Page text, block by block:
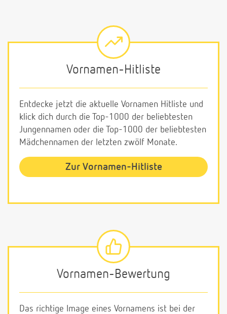
Vornamen-Hitliste
Entdecke jetzt die aktuelle Vornamen Hitliste und
klick dich durch die Top-1000 der beliebtesten
Jungennamen oder die Top-1000 der beliebtesten
Mädchennamen der letzten zwölf Monate.
Zur Vornamen-Hitliste
Vornamen-Bewertung
Das richtige Image eines Vornamens ist bei der